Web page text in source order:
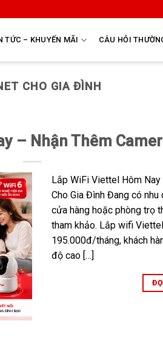
TỨC – KHUYẾN MÃI CÂU HỎI
CHO GIA ĐÌNH
– Nhận Thêm
Lắp WiFi Viettel Hôm
Cho Gia Đình Đang có
cửa hàng hoặc phòng trọ
tham khảo. Lắp wifi
195.000đ/tháng, khách
độ cao […]